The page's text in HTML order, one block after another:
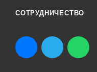
СОТРУДНИЧЕСТВО